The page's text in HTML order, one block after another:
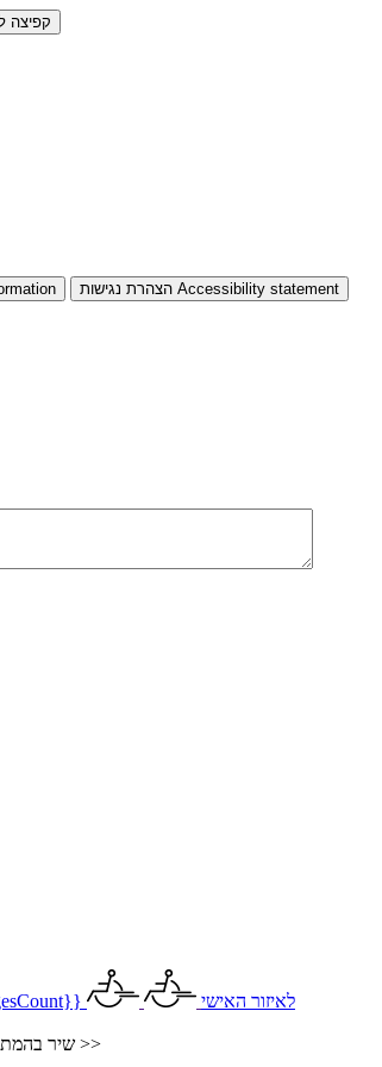
קפיצה
Accessibility statement
לאיזור האישי